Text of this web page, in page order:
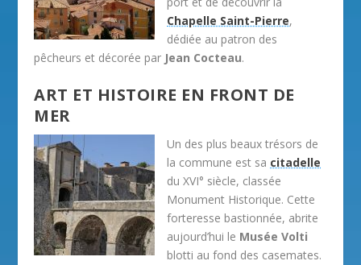
Chapelle Saint-Pierre,
dédiée au patron des
pêcheurs et décorée par Jean Cocteau.
ART ET HISTOIRE EN FRONT DE
MER
Un des plus beaux trésors de
la commune est sa citadelle
du XVI° siècle, classée
Monument Historique. Cette
forteresse bastionnée, abrite
aujourd’hui le Musée Volti
blotti au fond des casemates.